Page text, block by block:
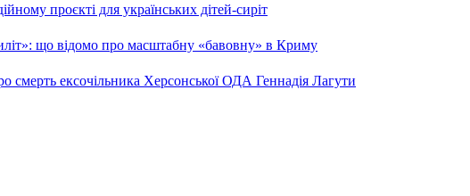
проєкті для українських дітей-сиріт
що відомо про масштабну «бавовну» в Криму
смерть ексочільника Херсонської ОДА Геннадія Лагути